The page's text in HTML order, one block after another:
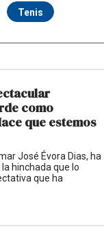
Tenis
como
que estemos
José Évora Dias, ha
hinchada que lo
que ha